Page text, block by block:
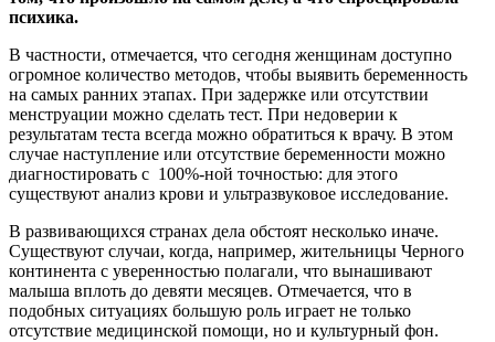
психика.
В частности, отмечается, что сегодня женщинам доступно
огромное количество методов, чтобы выявить беременность
на самых ранних этапах. При задержке или отсутствии
менструации можно сделать тест. При недоверии к
результатам теста всегда можно обратиться к врачу. В этом
случае наступление или отсутствие беременности можно
диагностировать с 100%-ной точностью: для этого
существуют анализ крови и ультразвуковое исследование.
В развивающихся странах дела обстоят несколько иначе.
Существуют случаи, когда, например, жительницы Черного
континента с уверенностью полагали, что вынашивают
малыша вплоть до девяти месяцев. Отмечается, что в
подобных ситуациях большую роль играет не только
отсутствие медицинской помощи, но и культурный фон.